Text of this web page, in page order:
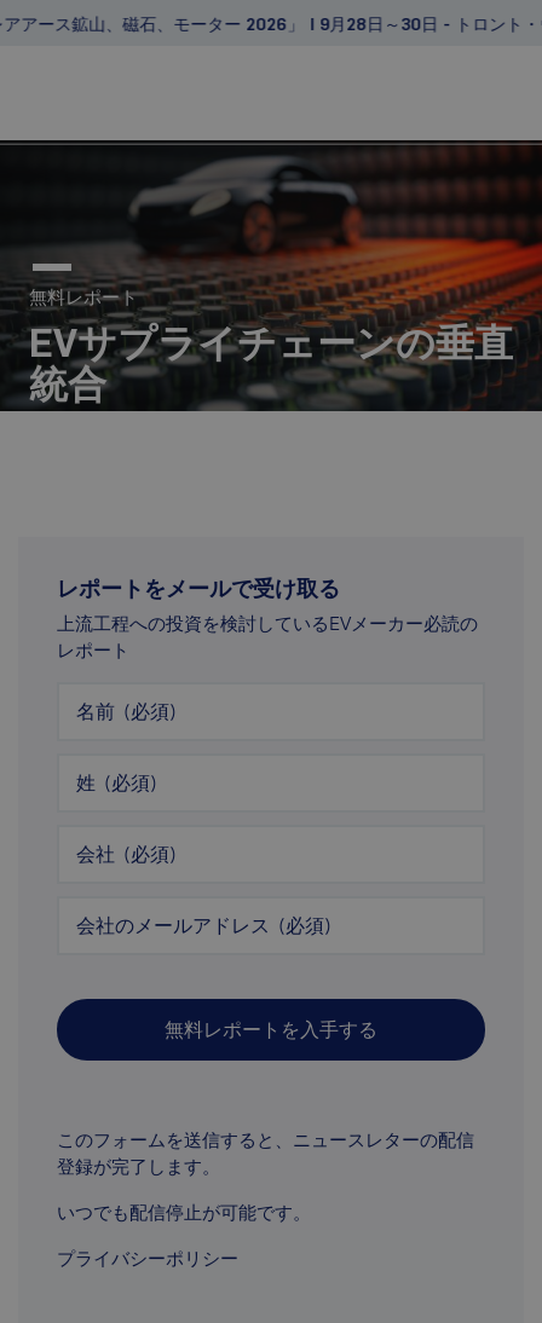
ース鉱山、磁石、モーター 2026」 | 9月28日～30日 - トロント・ウ
無料レポート
EVサプライチェーンの垂直
統合
レポートをメールで受け取る
上流工程への投資を検討しているEVメーカー必読の
レポート
名前 (必須)
姓 (必須)
会社 (必須)
会社のメールアドレス (必須)
無料レポートを入手する
このフォームを送信すると、ニュースレターの配信
登録が完了します。
いつでも配信停止が可能です。
プライバシーポリシー